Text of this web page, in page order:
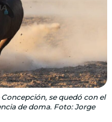
se quedó con el
de doma. Foto: Jorge